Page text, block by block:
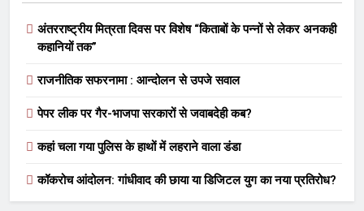
अंतरराष्ट्रीय मित्रता दिवस पर विशेष “किताबों के पन्नों से लेकर अनकही
कहानियों तक”
राजनीतिक सफरनामा : आन्दोलन से उपजे सवाल
पेपर लीक पर गैर-भाजपा सरकारों से जवाबदेही कब?
कहां चला गया पुलिस के हाथों में लहराने वाला डंडा
कॉकरोच आंदोलन: गांधीवाद की छाया या डिजिटल युग का नया प्रतिरोध?